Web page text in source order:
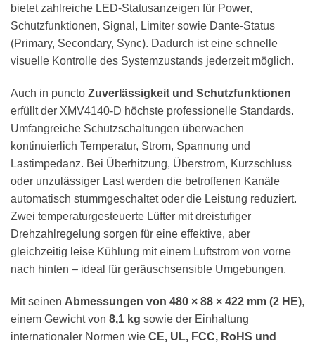
bietet zahlreiche LED-Statusanzeigen für Power,
Schutzfunktionen, Signal, Limiter sowie Dante-Status
(Primary, Secondary, Sync). Dadurch ist eine schnelle
visuelle Kontrolle des Systemzustands jederzeit möglich.
Auch in puncto Zuverlässigkeit und Schutzfunktionen
erfüllt der XMV4140-D höchste professionelle Standards.
Umfangreiche Schutzschaltungen überwachen
kontinuierlich Temperatur, Strom, Spannung und
Lastimpedanz. Bei Überhitzung, Überstrom, Kurzschluss
oder unzulässiger Last werden die betroffenen Kanäle
automatisch stummgeschaltet oder die Leistung reduziert.
Zwei temperaturgesteuerte Lüfter mit dreistufiger
Drehzahlregelung sorgen für eine effektive, aber
gleichzeitig leise Kühlung mit einem Luftstrom von vorne
nach hinten – ideal für geräuschsensible Umgebungen.
Mit seinen Abmessungen von 480 × 88 × 422 mm (2 HE),
einem Gewicht von 8,1 kg sowie der Einhaltung
internationaler Normen wie CE, UL, FCC, RoHS und